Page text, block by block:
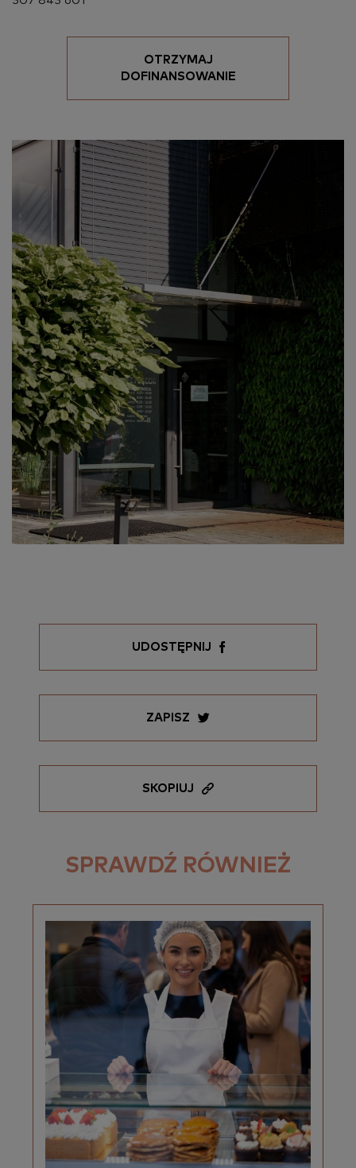
OTRZYMAJ
DOFINANSOWANIE
UDOSTĘPNIJ
ZAPISZ
SKOPIUJ
SPRAWDŹ RÓWNIEŻ
Tematyka szkoleń, które Cię
Wyrażam zgodę na przetwarzanie
moich danych osobowych przez
Akademia KUCHARSKA by Sweet
Decor Barbara Pach. Rozumiem, że
podanie danych osobowych w
formularzu jest dobrowolne.
WYŚLIJ ZGŁOSZENIE